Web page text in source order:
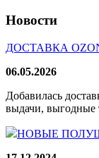
Новости
ДОСТАВКА
06.05.2026
Добавилась
выдачи,
НОВЫЕ